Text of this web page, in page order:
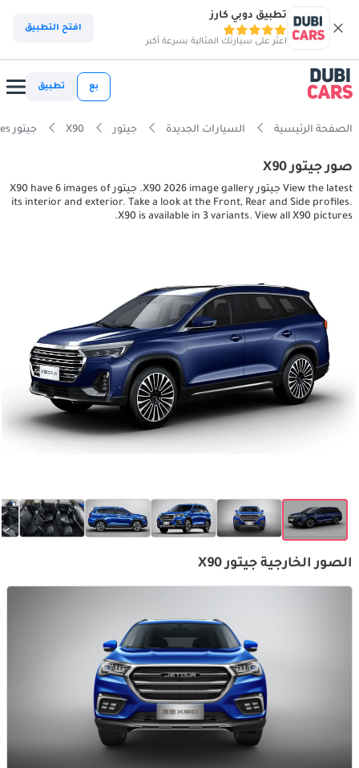
تطبيق دوبي كارز
اعثر على سيارتك المثالية بسرعة أكبر
افتح التطبيق
بع تطبيق
الصفحة الرئيسية السيارات الجديدة جيتور X90 جيتور X90 interior, exterior pictures
صور جيتور X90
View the latest جيتور X90 2026 image gallery. جيتور X90 have 6 images of
its interior and exterior. Take a look at the Front, Rear and Side profiles.
X90 is available in 3 variants. View all X90 pictures.
الصور الخارجية جيتور X90